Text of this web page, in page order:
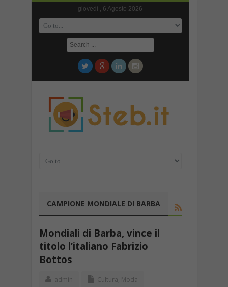
giovedì , 6 Agosto 2026
CAMPIONE MONDIALE DI BARBA
Mondiali di Barba, vince il
titolo l’italiano Fabrizio
Bottos
admin Cultura, Moda